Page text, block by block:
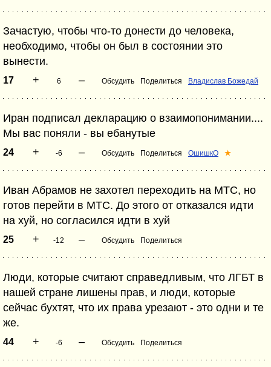
Зачастую, чтобы что-то донести до человека,
необходимо, чтобы он был в состоянии это
вынести.
17 + 6 – Обсудить Поделиться Владислав Божедай
Иран подписал декларацию о взаимопонимании....
Мы вас поняли - вы ебанутые
24 + -6 – Обсудить Поделиться ОшишкО ★
Иван Абрамов не захотел переходить на МТС, но
готов перейти в МТС. До этого от отказался идти
на хуй, но согласился идти в хуй
25 + -12 – Обсудить Поделиться
Люди, которые считают справедливым, что ЛГБТ в
нашей стране лишены прав, и люди, которые
сейчас бухтят, что их права урезают - это одни и те
же.
44 + -6 – Обсудить Поделиться